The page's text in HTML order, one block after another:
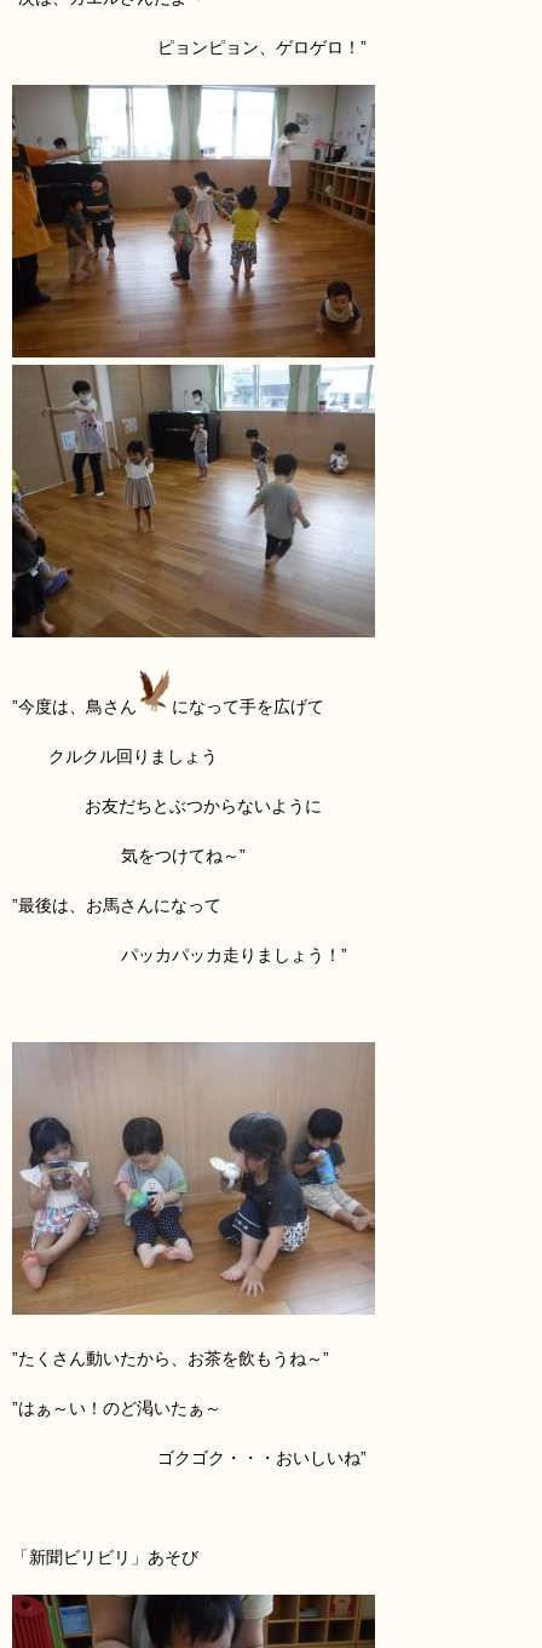
ピョンピョン、ゲロゲロ！”
”今度は、鳥さん になって手を広げて
クルクル回りましょう
お友だちとぶつからないように
気をつけてね～”
”最後は、お馬さんになって
パッカパッカ走りましょう！”
”たくさん動いたから、お茶を飲もうね～”
”はぁ～い！のど渇いたぁ～
ゴクゴク・・・おいしいね”
「新聞ビリビリ」あそび